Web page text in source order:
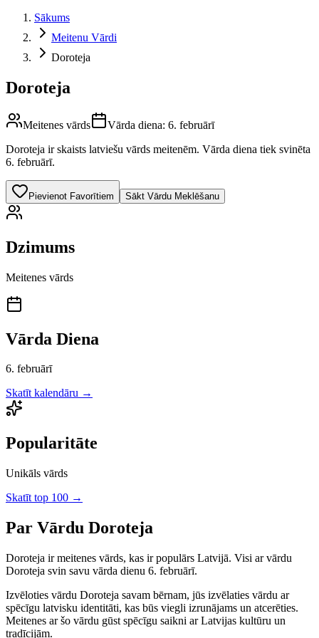
Sākums
Meitenu Vārdi
Doroteja
Doroteja
Meitenes vārds Vārda diena: 6. februārī
Doroteja ir skaists latviešu vārds meitenēm. Vārda diena tiek svinēta
6. februārī.
Pievienot Favorītiem Sākt Vārdu Meklēšanu
Dzimums
Meitenes vārds
Vārda Diena
6. februārī
Skatīt kalendāru →
Popularitāte
Unikāls vārds
Skatīt top 100 →
Par Vārdu Doroteja
Doroteja irmeitenes vārds, kas ir populārs Latvijā. Visi ar vārdu
Doroteja svin savu vārda dienu 6. februārī.
Izvēloties vārdu Doroteja savam bērnam, jūs izvēlaties vārdu ar
spēcīgu latvisku identitāti, kas būs viegli izrunājams un atcerēties.
Meitenes ar šo vārdu gūst spēcīgu saikni ar Latvijas kultūru un
tradīcijām.